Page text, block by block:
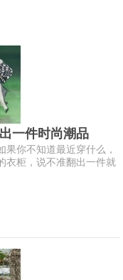
一件时尚潮品
你不知道最近穿什么，
衣柜，说不准翻出一件就